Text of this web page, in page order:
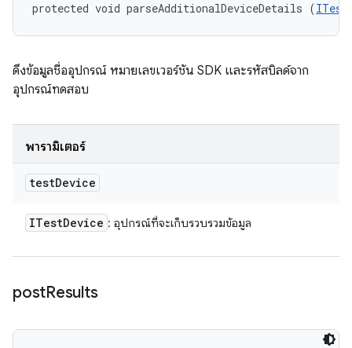
protected void parseAdditionalDeviceDetails (
ดึงข้อมูลชื่ออุปกรณ์ หมายเลขเวอร์ชัน SDK และรหัสบิลด์จาก
อุปกรณ์ทดสอบ
พารามิเตอร์
testDevice
ITestDevice : อุปกรณ์ที่จะเก็บรวบรวมข้อมูล
postResults